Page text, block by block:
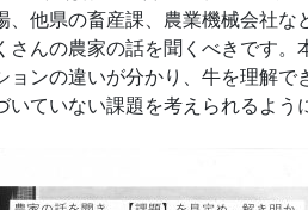
他県の畜産課、農業機械会社な
んの農家の話を聞くべきです。
ンの違いが分かり、牛を理解
いていない課題を考えられるよう